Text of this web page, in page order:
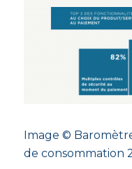
Image ©
de consommation